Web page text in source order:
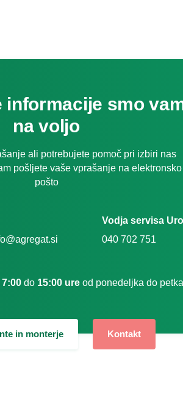
informacije smo
na voljo
ali potrebujete pomoč pri izbiri nas
pošljete vaše vprašanje na elektronsko
pošto
Vodja servisa
040 702 751
7:00 do 15:00 ure od ponedeljka do
in monterje Kontakt